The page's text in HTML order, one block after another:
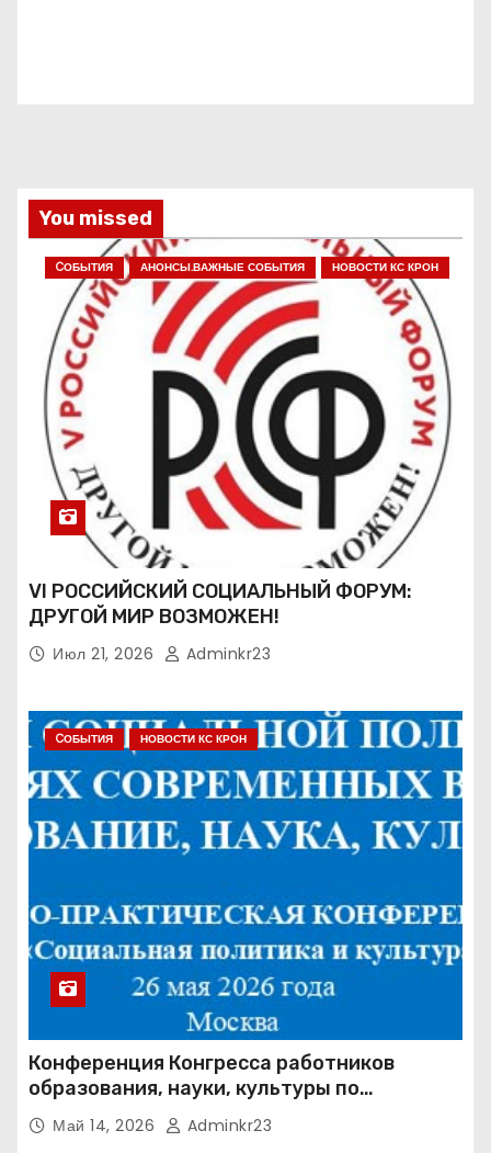
You missed
CОБЫТИЯ АНОНСЫ.ВАЖНЫЕ СОБЫТИЯ НОВОСТИ КС КРОН
VI РОССИЙСКИЙ СОЦИАЛЬНЫЙ ФОРУМ:
ДРУГОЙ МИР ВОЗМОЖЕН!
Июл 21, 2026 Adminkr23
CОБЫТИЯ НОВОСТИ КС КРОН
Конференция Конгресса работников
образования, науки, культуры по
направлению «Социальная политика и
культура» (КРОН СПК)
Май 14, 2026 Adminkr23